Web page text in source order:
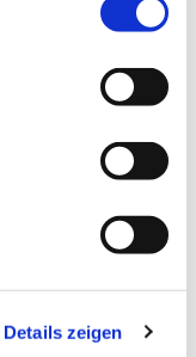
Details zeigen